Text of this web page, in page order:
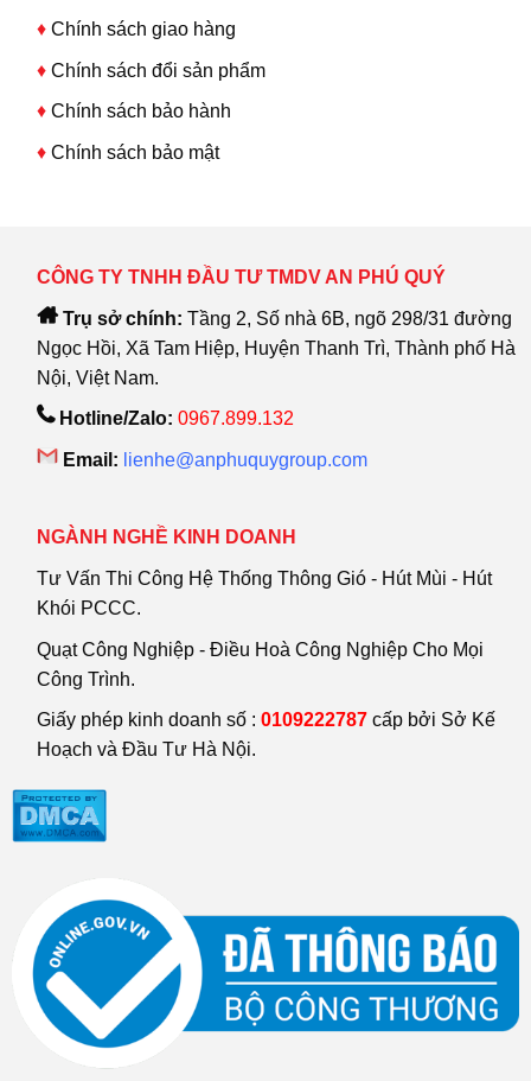
♦ Chính sách giao hàng
♦ Chính sách đổi sản phẩm
♦ Chính sách bảo hành
♦ Chính sách bảo mật
CÔNG TY TNHH ĐẦU TƯ TMDV AN PHÚ QUÝ
Trụ sở chính: Tầng 2, Số nhà 6B, ngõ 298/31 đường
Ngọc Hồi, Xã Tam Hiệp, Huyện Thanh Trì, Thành phố Hà
Nội, Việt Nam.
Hotline/Zalo: 0967.899.132
Email: lienhe@anphuquygroup.com
NGÀNH NGHỀ KINH DOANH
Tư Vấn Thi Công Hệ Thống Thông Gió - Hút Mùi - Hút
Khói PCCC.
Quạt Công Nghiệp - Điều Hoà Công Nghiệp Cho Mọi
Công Trình.
Giấy phép kinh doanh số : 0109222787 cấp bởi Sở Kế
Hoạch và Đầu Tư Hà Nội.